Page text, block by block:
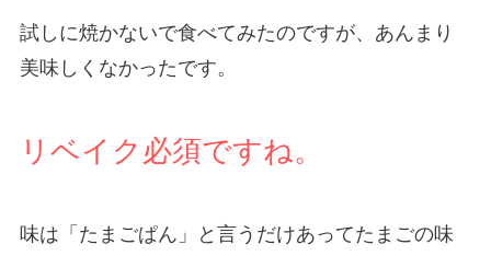
試しに焼かないで食べてみたのですが、あんまり
美味しくなかったです。
リベイク必須ですね。
味は「たまごぱん」と言うだけあってたまごの味